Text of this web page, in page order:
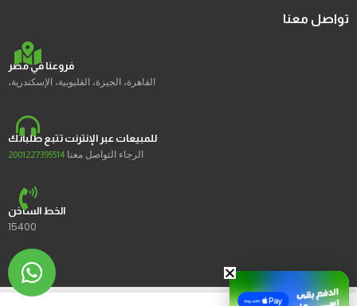
تواصل معنا
فروعنا في مصر
القاهرة، الجيزة، القليوبية، الإسكندرية،
للمبيعات عبر الإنترنت تتبع طلباتك
الرجاء التواصل معنا 2001227395514
الخط الساخن
15400